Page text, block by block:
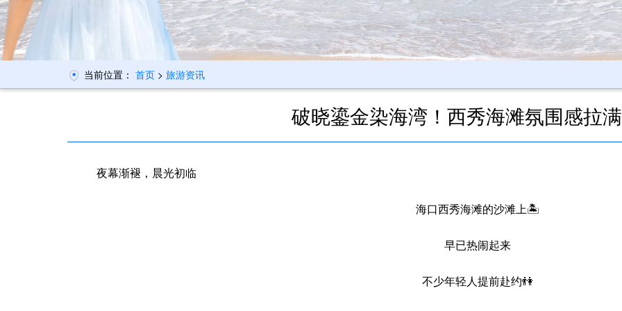
当前位置： 首页 > 旅游资讯
破晓鎏金染海湾！西秀海滩氛围感拉
夜幕渐褪，晨光初临
海口西秀海滩的沙滩上🏝️
早已热闹起来
不少年轻人提前赴约👫